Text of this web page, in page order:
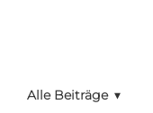
Alle Beiträge